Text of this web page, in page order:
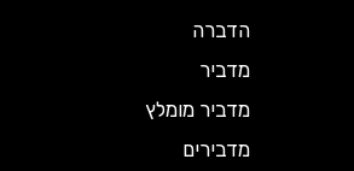
הדברה
מדביר
מדביר מומלץ
מדבירים